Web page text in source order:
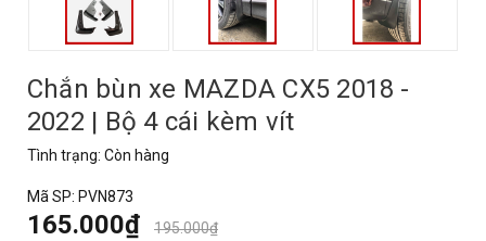
Chắn bùn xe MAZDA CX5 2018 -
2022 | Bộ 4 cái kèm vít
Tình trạng: Còn hàng
Mã SP: PVN873
165.000₫ 195.000₫